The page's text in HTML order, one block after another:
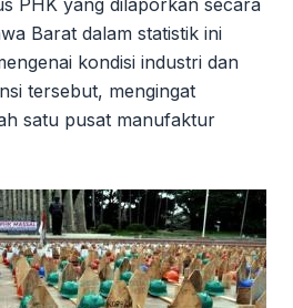
PHK yang dilaporkan secara
Barat dalam statistik ini
kondisi industri dan
tersebut, mengingat
satu pusat manufaktur